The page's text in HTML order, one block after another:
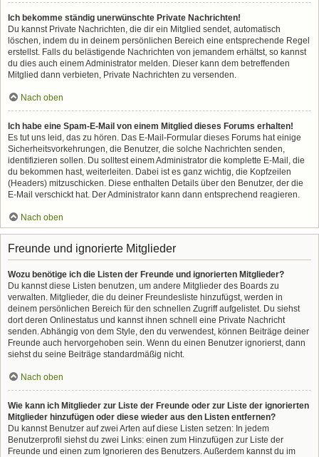
Ich bekomme ständig unerwünschte Private Nachrichten!
Du kannst Private Nachrichten, die dir ein Mitglied sendet, automatisch
löschen, indem du in deinem persönlichen Bereich eine entsprechende Regel
erstellst. Falls du belästigende Nachrichten von jemandem erhältst, so kannst
du dies auch einem Administrator melden. Dieser kann dem betreffenden
Mitglied dann verbieten, Private Nachrichten zu versenden.
Nach oben
Ich habe eine Spam-E-Mail von einem Mitglied dieses Forums erhalten!
Es tut uns leid, das zu hören. Das E-Mail-Formular dieses Forums hat einige
Sicherheitsvorkehrungen, die Benutzer, die solche Nachrichten senden,
identifizieren sollen. Du solltest einem Administrator die komplette E-Mail, die
du bekommen hast, weiterleiten. Dabei ist es ganz wichtig, die Kopfzeilen
(Headers) mitzuschicken. Diese enthalten Details über den Benutzer, der die
E-Mail verschickt hat. Der Administrator kann dann entsprechend reagieren.
Nach oben
Freunde und ignorierte Mitglieder
Wozu benötige ich die Listen der Freunde und ignorierten Mitglieder?
Du kannst diese Listen benutzen, um andere Mitglieder des Boards zu
verwalten. Mitglieder, die du deiner Freundesliste hinzufügst, werden in
deinem persönlichen Bereich für den schnellen Zugriff aufgelistet. Du siehst
dort deren Onlinestatus und kannst ihnen schnell eine Private Nachricht
senden. Abhängig von dem Style, den du verwendest, können Beiträge deiner
Freunde auch hervorgehoben sein. Wenn du einen Benutzer ignorierst, dann
siehst du seine Beiträge standardmäßig nicht.
Nach oben
Wie kann ich Mitglieder zur Liste der Freunde oder zur Liste der ignorierten
Mitglieder hinzufügen oder diese wieder aus den Listen entfernen?
Du kannst Benutzer auf zwei Arten auf diese Listen setzen: In jedem
Benutzerprofil siehst du zwei Links: einen zum Hinzufügen zur Liste der
Freunde und einen zum Ignorieren des Benutzers. Außerdem kannst du im